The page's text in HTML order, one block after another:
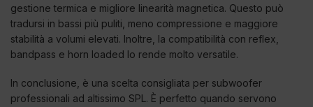
gestione termica e migliore linearità magnetica. Questo può
tradursi in bassi più puliti, meno compressione e maggiore
stabilità a volumi elevati. Inoltre, la compatibilità con reflex,
bandpass e horn loaded lo rende molto versatile.
In conclusione, è una scelta consigliata per subwoofer
professionali ad altissimo SPL. È perfetto quando servono